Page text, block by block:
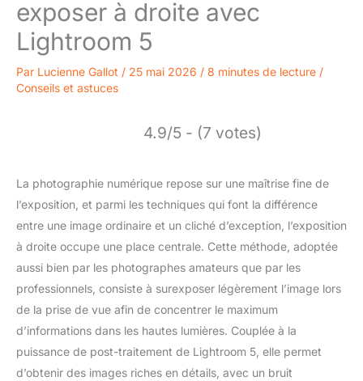
exposer à droite avec
Lightroom 5
Par Lucienne Gallot / 25 mai 2026 / 8 minutes de lecture /
Conseils et astuces
4.9/5 - (7 votes)
La photographie numérique repose sur une maîtrise fine de
l’exposition, et parmi les techniques qui font la différence
entre une image ordinaire et un cliché d’exception, l’exposition
à droite occupe une place centrale. Cette méthode, adoptée
aussi bien par les photographes amateurs que par les
professionnels, consiste à surexposer légèrement l’image lors
de la prise de vue afin de concentrer le maximum
d’informations dans les hautes lumières. Couplée à la
puissance de post-traitement de Lightroom 5, elle permet
d’obtenir des images riches en détails, avec un bruit